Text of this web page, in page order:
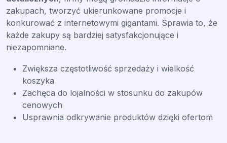
zakupach, tworzyć ukierunkowane promocje i
konkurować z internetowymi gigantami. Sprawia to, że
każde zakupy są bardziej satysfakcjonujące i
niezapomniane.
Zwiększa częstotliwość sprzedaży i wielkość
koszyka
Zachęca do lojalności w stosunku do zakupów
cenowych
Usprawnia odkrywanie produktów dzięki ofertom